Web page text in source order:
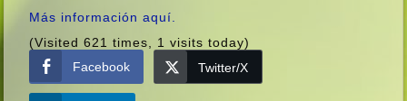
Más información aquí­.
(Visited 621 times, 1 visits today)
Facebook
Twitter/X